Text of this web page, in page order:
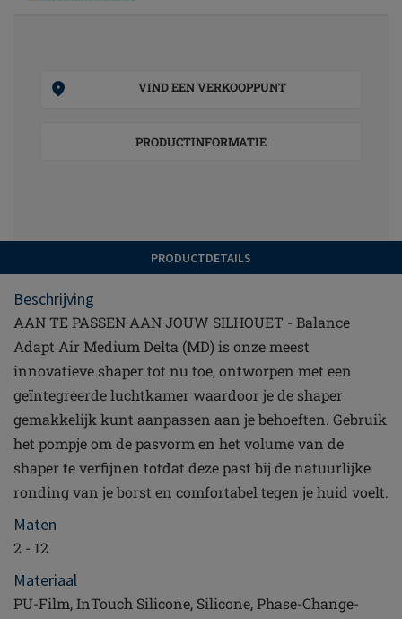
VIND EEN VERKOOPPUNT
PRODUCTINFORMATIE
PRODUCTDETAILS
Beschrijving
AAN TE PASSEN AAN JOUW SILHOUET - Balance
Adapt Air Medium Delta (MD) is onze meest
innovatieve shaper tot nu toe, ontworpen met een
geïntegreerde luchtkamer waardoor je de shaper
gemakkelijk kunt aanpassen aan je behoeften. Gebruik
het pompje om de pasvorm en het volume van de
shaper te verfijnen totdat deze past bij de natuurlijke
ronding van je borst en comfortabel tegen je huid voelt.
Maten
2 - 12
Materiaal
PU-Film, InTouch Silicone, Silicone, Phase-Change-